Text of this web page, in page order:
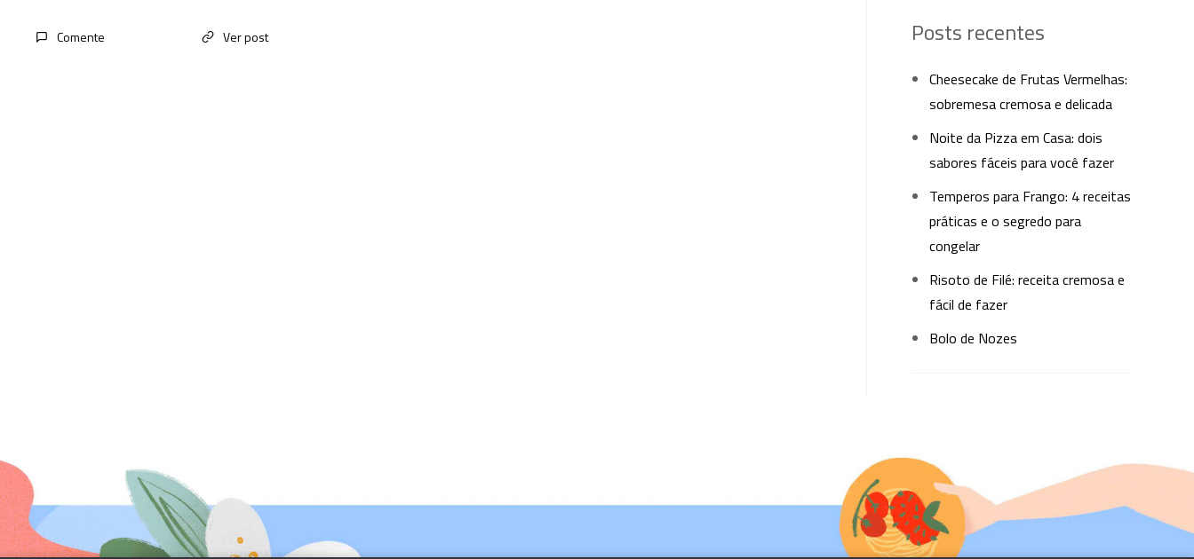
Comente Ver post Posts recentes
Cheesecake de Frutas Vermelhas:
sobremesa cremosa e delicada
Noite da Pizza em Casa: dois
sabores fáceis para você fazer
Temperos para Frango: 4 receitas
práticas e o segredo para
congelar
Risoto de Filé: receita cremosa e
fácil de fazer
Bolo de Nozes